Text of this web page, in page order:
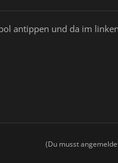
antippen und da im
(Du musst